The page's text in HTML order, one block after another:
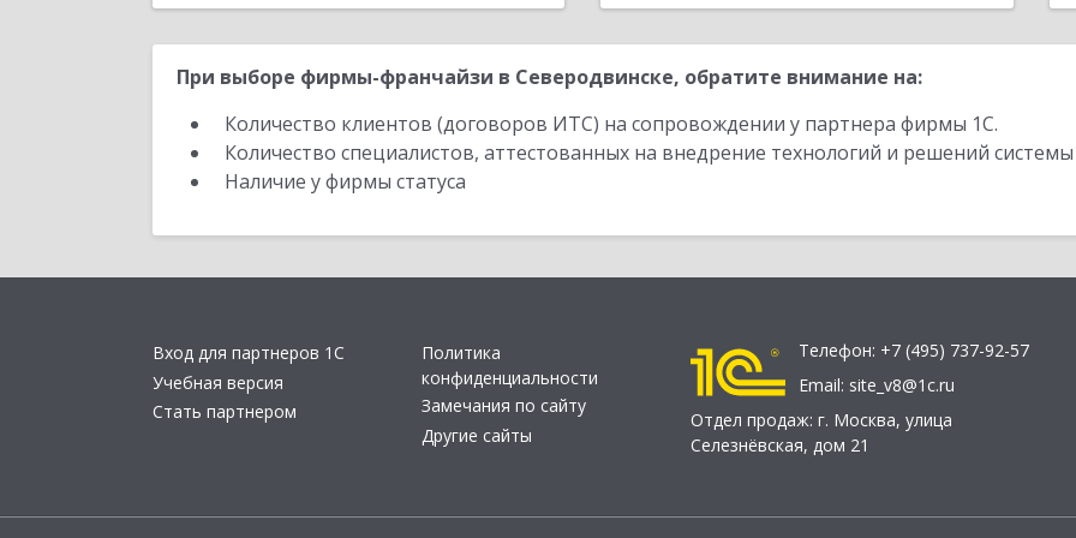
При выборе фирмы-франчайзи в Северодвинске, обратите внимание на:
Количество клиентов (договоров ИТС) на сопровождении у партнера фирмы 1С.
Количество специалистов, аттестованных на внедрение технологий и решений
Наличие у фирмы статуса
Вход для партнеров 1С
Учебная версия
Стать партнером
Политика
конфиденциальности
Замечания по сайту
Другие сайты
Телефон: +7 (495) 737-92-57
Email: site_v8@1c.ru
Отдел продаж: г. Москва, улица
Селезнёвская, дом 21